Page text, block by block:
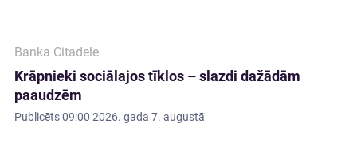
Banka Citadele
Krāpnieki sociālajos tīklos – slazdi dažādām
paaudzēm
Publicēts09:00 2026. gada 7. augustā